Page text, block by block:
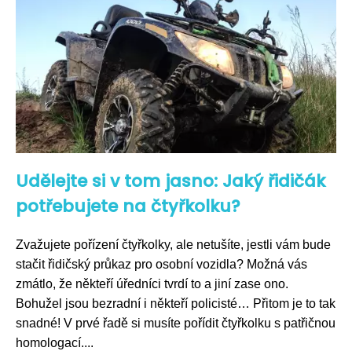
Udělejte si v tom jasno: Jaký řidičák
potřebujete na čtyřkolku?
Zvažujete pořízení čtyřkolky, ale netušíte, jestli vám bude
stačit řidičský průkaz pro osobní vozidla? Možná vás
zmátlo, že někteří úředníci tvrdí to a jiní zase ono.
Bohužel jsou bezradní i někteří policisté… Přitom je to tak
snadné! V prvé řadě si musíte pořídit čtyřkolku s patřičnou
homologací....